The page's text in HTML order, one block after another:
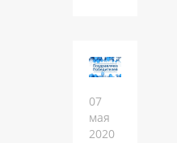
07
мая
2020